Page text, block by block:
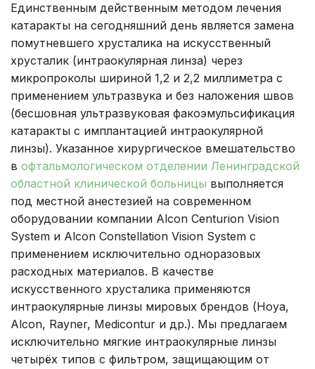
Единственным действенным методом лечения
катаракты на сегодняшний день является замена
помутневшего хрусталика на искусственный
хрусталик (интраокулярная линза) через
микропроколы шириной 1,2 и 2,2 миллиметра с
применением ультразвука и без наложения швов
(бесшовная ультразвуковая факоэмульсификация
катаракты с имплантацией интраокулярной
линзы). Указанное хирургическое вмешательство
в офтальмологическом отделении Ленинградской
областной клинической больницы выполняется
под местной анестезией на современном
оборудовании компании Alcon Centurion Vision
System и Alcon Constellation Vision System с
применением исключительно одноразовых
расходных материалов. В качестве
искусственного хрусталика применяются
интраокулярные линзы мировых брендов (Hoya,
Alcon, Rayner, Medicontur и др.). Мы предлагаем
исключительно мягкие интраокулярные линзы
четырёх типов с фильтром, защищающим от